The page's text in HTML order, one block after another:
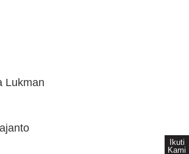
Ikuti
Kami
Lukman